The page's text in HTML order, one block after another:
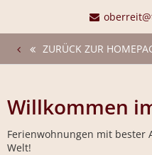
ZURÜCK ZUR
Willkommen
Ferienwohnungen mit bester
Welt!